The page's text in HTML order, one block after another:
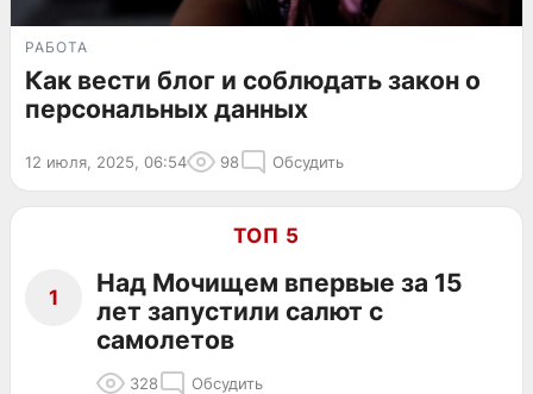
РАБОТА
Как вести блог и соблюдать закон о
персональных данных
12 июля, 2025, 06:54 98 Обсудить
ТОП 5
1
Над Мочищем впервые за 15
лет запустили салют с
самолетов
328 Обсудить